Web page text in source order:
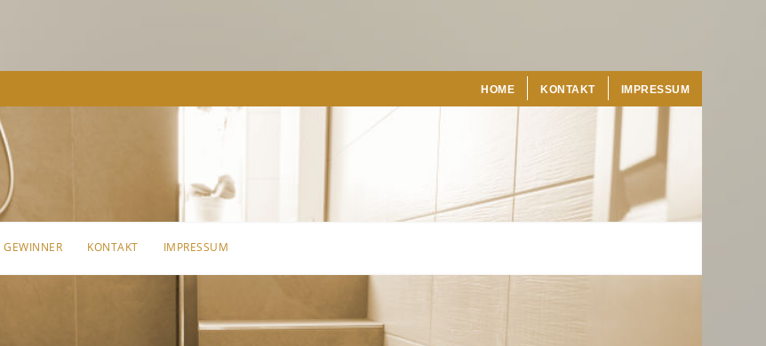
HOME KONTAKT IMPRESSUM
GEWINNER KONTAKT IMPRESSUM